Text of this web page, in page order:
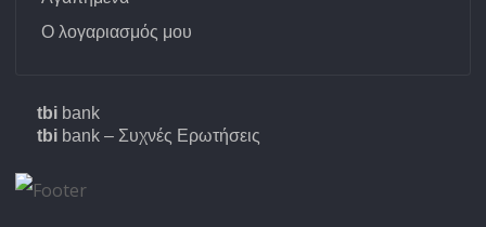
Ο λογαριασμός μου
tbi bank
tbi bank – Συχνές Ερωτήσεις